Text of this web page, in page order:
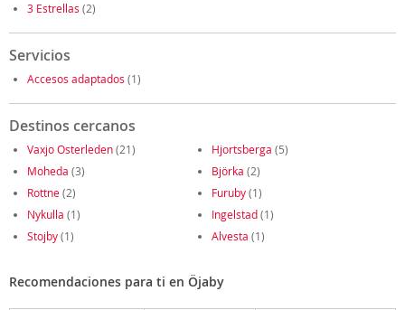
3 Estrellas (2)
Servicios
Accesos adaptados (1)
Destinos cercanos
Vaxjo Osterleden(21) Hjortsberga (5)
Moheda (3) Björka (2)
Rottne(2) Furuby(1)
Nykulla (1) Ingelstad(1)
Stojby(1) Alvesta (1)
Recomendaciones para ti en Öjaby